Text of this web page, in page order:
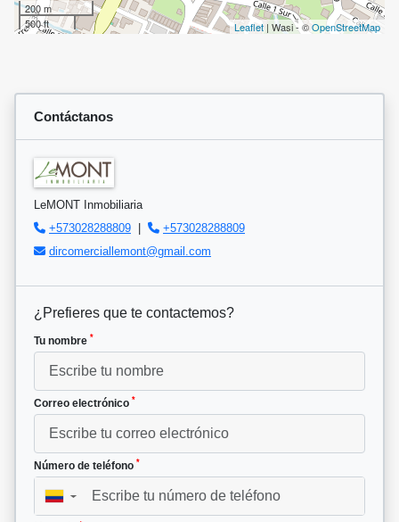
200 m
500 ft
Leaflet | Wasi - ©OpenStreetMap
Contáctanos
LeMONT Inmobiliaria
+573028288809 |
+573028288809
dircomerciallemont@gmail.com
¿Prefieres que te contactemos?
Tu nombre *
Correo electrónico *
Número de teléfono *
▼